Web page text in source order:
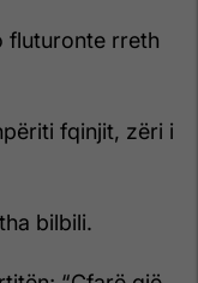
fluturonte rreth
fqinjit, zëri i
bilbili.